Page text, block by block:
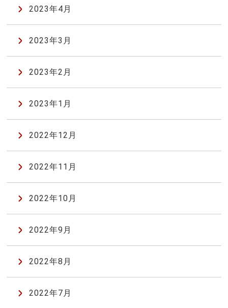
2023年4月
2023年3月
2023年2月
2023年1月
2022年12月
2022年11月
2022年10月
2022年9月
2022年8月
2022年7月